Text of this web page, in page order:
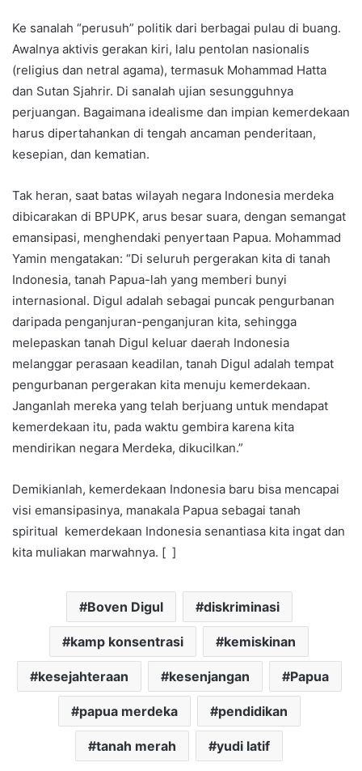
Ke sanalah “perusuh” politik dari berbagai pulau di buang.
Awalnya aktivis gerakan kiri, lalu pentolan nasionalis
(religius dan netral agama), termasuk Mohammad Hatta
dan Sutan Sjahrir. Di sanalah ujian sesungguhnya
perjuangan. Bagaimana idealisme dan impian kemerdekaan
harus dipertahankan di tengah ancaman penderitaan,
kesepian, dan kematian.
Tak heran, saat batas wilayah negara Indonesia merdeka
dibicarakan di BPUPK, arus besar suara, dengan semangat
emansipasi, menghendaki penyertaan Papua. Mohammad
Yamin mengatakan: “Di seluruh pergerakan kita di tanah
Indonesia, tanah Papua-lah yang memberi bunyi
internasional. Digul adalah sebagai puncak pengurbanan
daripada penganjuran-penganjuran kita, sehingga
melepaskan tanah Digul keluar daerah Indonesia
melanggar perasaan keadilan, tanah Digul adalah tempat
pengurbanan pergerakan kita menuju kemerdekaan.
Janganlah mereka yang telah berjuang untuk mendapat
kemerdekaan itu, pada waktu gembira karena kita
mendirikan negara Merdeka, dikucilkan.”
Demikianlah, kemerdekaan Indonesia baru bisa mencapai
visi emansipasinya, manakala Papua sebagai tanah
spiritual kemerdekaan Indonesia senantiasa kita ingat dan
kita muliakan marwahnya. [ ]
Boven Digul diskriminasi
kamp konsentrasi kemiskinan
kesejahteraan kesenjangan Papua
papua merdeka pendidikan
tanah merah yudi latif